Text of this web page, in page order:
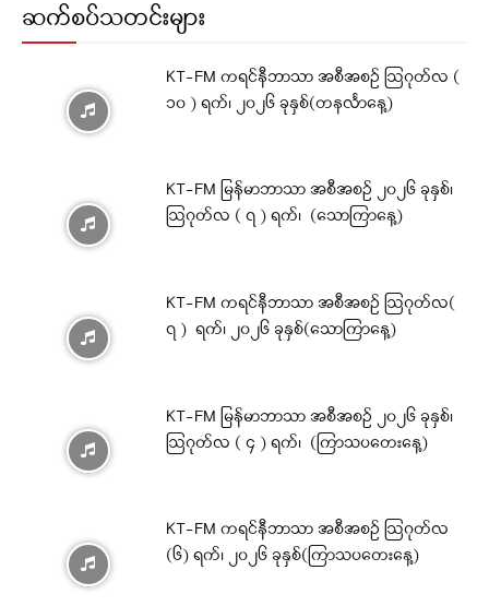
ဆက်စပ်သတင်းများ
KT-FM ကရင်နီဘာသာ အစီအစဉ် ဩဂုတ်လ (
၁၀ ) ရက်၊ ၂၀၂၆ ခုနှစ်(တနင်္လာနေ့)
KT-FM မြန်မာဘာသာ အစီအစဉ် ၂၀၂၆ ခုနှစ်၊
ဩဂုတ်လ ( ၇ ) ရက်၊ (သောကြာနေ့)
KT-FM ကရင်နီဘာသာ အစီအစဉ် ဩဂုတ်လ(
၇ ) ရက်၊ ၂၀၂၆ ခုနှစ်(သောကြာနေ့)
KT-FM မြန်မာဘာသာ အစီအစဉ် ၂၀၂၆ ခုနှစ်၊
ဩဂုတ်လ ( ၄ ) ရက်၊ (ကြာသပတေးနေ့)
KT-FM ကရင်နီဘာသာ အစီအစဉ် ဩဂုတ်လ
(၆) ရက်၊ ၂၀၂၆ ခုနှစ်(ကြာသပတေးနေ့)